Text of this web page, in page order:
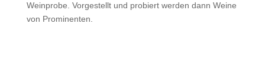
Weinprobe. Vorgestellt und probiert werden dann Weine
von Prominenten.